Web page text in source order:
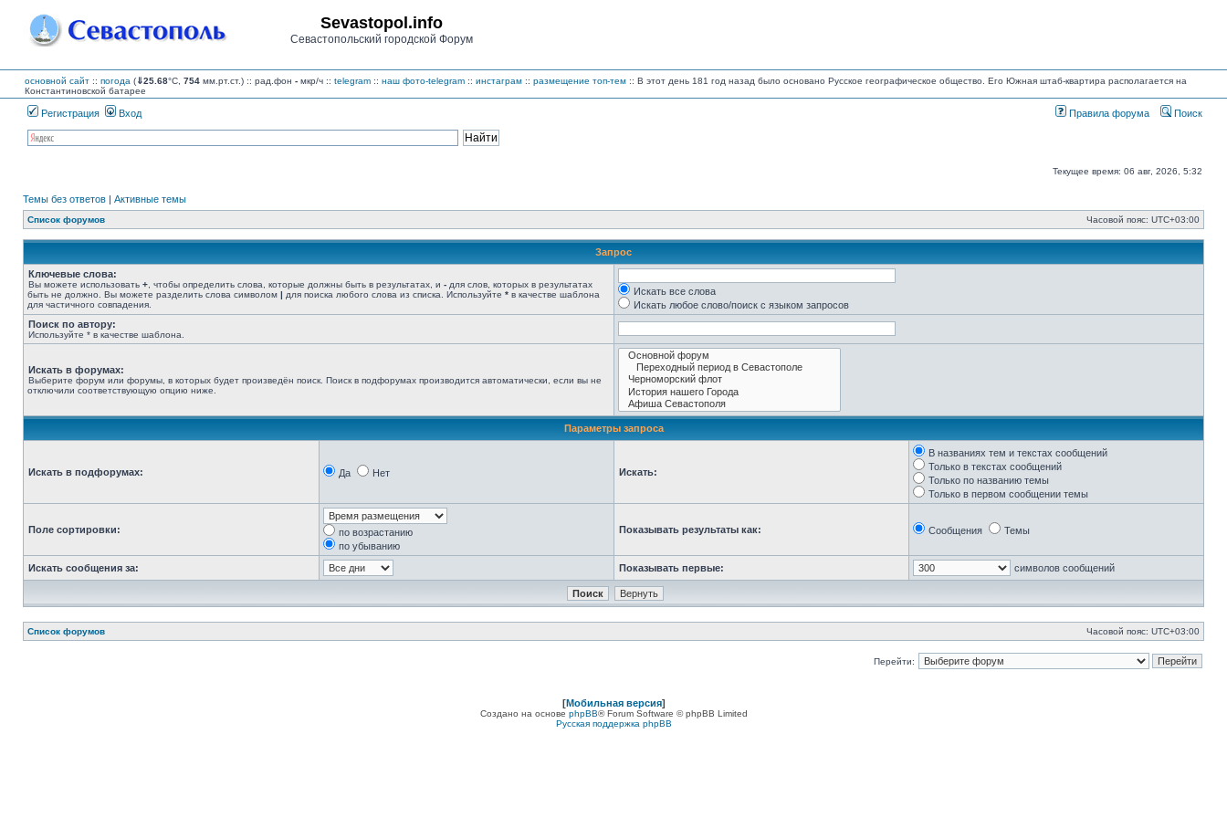
Sevastopol.info
Севастопольский городской Форум
основной сайт :: погода (⇓25.68°C, 754 мм.рт.ст.) :: рад.фон - мкр/ч :: telegram :: наш фото-telegram :: инстаграм :: размещение топ-тем :: В этот день 181 год назад было основано Русское географическое общество. Его Южная штаб-квартира располагается на
Константиновской батарее
Регистрация Вход Правила форума Поиск
Текущее время: 06 авг, 2026, 5:32
Темы без ответов | Активные темы
Список форумов Часовой пояс: UTC+03:00
Запрос
Ключевые слова:
Вы можете использовать + , чтобы определить слова, которые должны быть в результатах, и - для слов, которых в результатах
быть не должно. Вы можете разделить слова символом | для поиска любого слова из списка. Используйте * в качестве шаблона
для частичного совпадения.
Искать все слова
Искать любое слово/поиск с языком запросов
Поиск по автору:
Используйте * в качестве шаблона.
Искать в форумах:
Выберите форум или форумы, в которых будет произведён поиск. Поиск в подфорумах производится автоматически, если вы не
отключили соответствующую опцию ниже.
Параметры запроса
Искать в подфорумах: Да Нет Искать:
В названиях тем и текстах сообщений
Только в текстах сообщений
Только по названию темы
Только в первом сообщении темы
Поле сортировки:
по возрастанию
по убыванию
Показывать результаты как: Сообщения Темы
Искать сообщения за: Показывать первые: символов сообщений
Список форумов Часовой пояс: UTC+03:00
Перейти:
[Мобильная версия]
Создано на основе phpBB® Forum Software © phpBB Limited
Русская поддержка phpBB